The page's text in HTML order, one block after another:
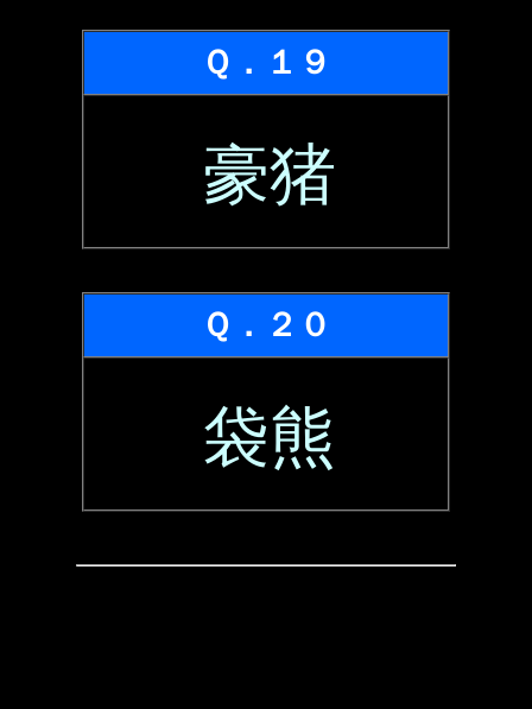
Ｑ．１９
豪猪
Ｑ．２０
袋熊